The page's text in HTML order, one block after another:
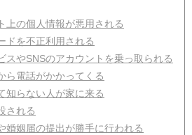
上の個人情報が悪用される
ドを不正利用される
スやSNSのアカウントを乗っ取られる
ら電話がかかってくる
知らない人が家に来る
される
婚姻届の提出が勝手に行われる